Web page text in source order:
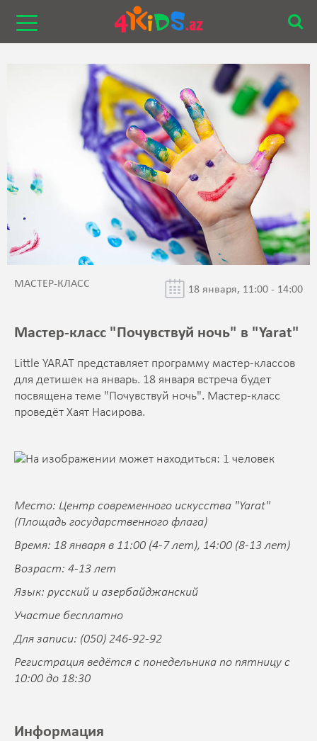
МАСТЕР-КЛАСС 18 января, 11:00 - 14:00
Мастер-класс "Почувствуй ночь" в "Yarat"
Little YARAT представляет программу мастер-классов
для детишек на январь. 18 января встреча будет
посвящена теме "Почувствуй ночь". Мастер-класс
проведёт Хаят Насирова.
Место: Центр современного искусства "Yarat"
(Площадь государственного флага)
Время: 18 января в 11:00 (4-7 лет), 14:00 (8-13 лет)
Возраст: 4-13 лет
Язык: русский и азербайджанский
Участие бесплатно
Для записи: (050) 246-92-92
Регистрация ведётся с понедельника по пятницу с
10:00 до 18:30
Информация